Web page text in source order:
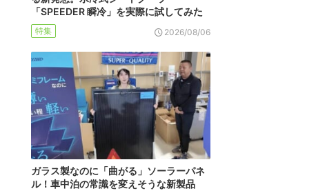
「SPEEDER 瞬冷」を実際に試してみた
特集 2026/08/06
ガラス製なのに「曲がる」ソーラーパネ
ル！車中泊の常識を変えそうな新製品